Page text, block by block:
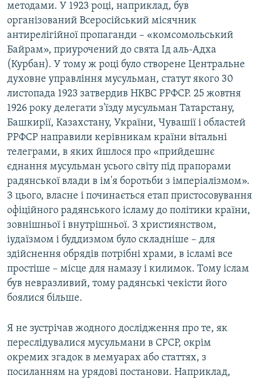
методами. У 1923 році, наприклад, був
організований Всеросійський місячник
антирелігійної пропаганди – «комсомольський
Байрам», приурочений до свята Ід аль-Адха
(Курбан). У тому ж році було створене Центральне
духовне управління мусульман, статут якого 30
листопада 1923 затвердив НКВС РРФСР. 25 жовтня
1926 року делегати з'їзду мусульман Татарстану,
Башкирії, Казахстану, України, Чувашії і областей
РРФСР направили керівникам країни вітальні
телеграми, в яких йшлося про «прийдешнє
єднання мусульман усього світу під прапорами
радянської влади в ім'я боротьби з імперіалізмом».
З цього, власне і починається етап пристосовування
офіційного радянського ісламу до політики країни,
зовнішньої і внутрішньої. З християнством,
іудаїзмом і буддизмом було складніше – для
здійснення обрядів потрібні храми, в ісламі все
простіше – місце для намазу і килимок. Тому іслам
був невразливий, тому радянські чекісти його
боялися більше.
Я не зустрічав жодного дослідження про те, як
переслідувалися мусульмани в СРСР, окрім
окремих згадок в мемуарах або статтях, з
посиланням на урядові постанови. Наприклад,